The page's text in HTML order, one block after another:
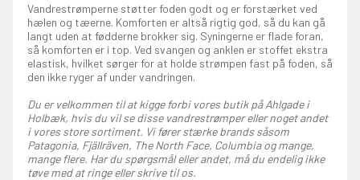
Vandrestrømperne støtter foden godt og er forstærket ved
hælen og tæerne. Komforten er altså rigtig god, så du kan gå
langt uden at fødderne brokker sig. Syningerne er flade foran,
så komforten er i top. Ved svangen og anklen er stoffet ekstra
elastisk, hvilket sørger for at holde strømpen fast på foden, så
den ikke ryger af under vandringen.
Du er velkommen til at kigge forbi vores butik på Ahlgade i
Holbæk, hvis du vil se disse vandrestrømper eller noget andet
i vores store sortiment. Vi fører stærke brands såsom
Patagonia, Fjällräven, The North Face, Columbia og mange,
mange flere. Har du spørgsmål eller andet, må du endelig ikke
tøve med at ringe eller skrive til os.